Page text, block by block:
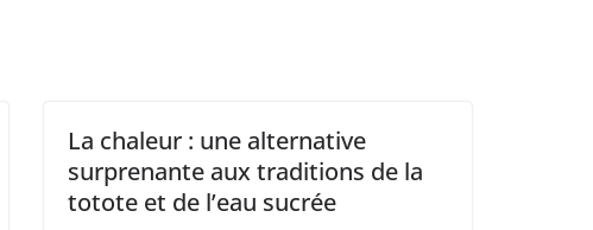
La chaleur : une alternative
surprenante aux traditions de la
totote et de l’eau sucrée